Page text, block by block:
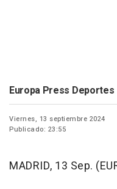
Europa Press Deportes
Viernes, 13 septiembre 2024
Publicado: 23:55
MADRID, 13 Sep.